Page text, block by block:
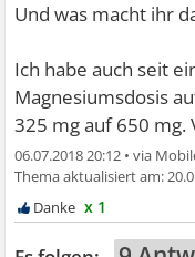
Und was macht ihr
Ich habe auch seit
Magnesiumsdosis
325 mg auf 650 mg.
06.07.2018 20:12 •
x 1